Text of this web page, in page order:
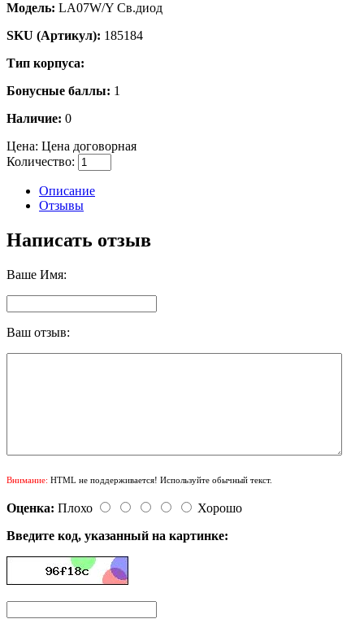
Модель: LA07W/Y Св.диод
SKU (Артикул): 185184
Тип корпуса:
Бонусные баллы: 1
Наличие: 0
Цена: Цена договорная
Количество:
Описание
Отзывы
Написать отзыв
Ваше Имя:
Ваш отзыв:
Внимание: HTML не поддерживается! Используйте обычный текст.
Оценка: Плохо
Хорошо
Введите код, указанный на картинке: